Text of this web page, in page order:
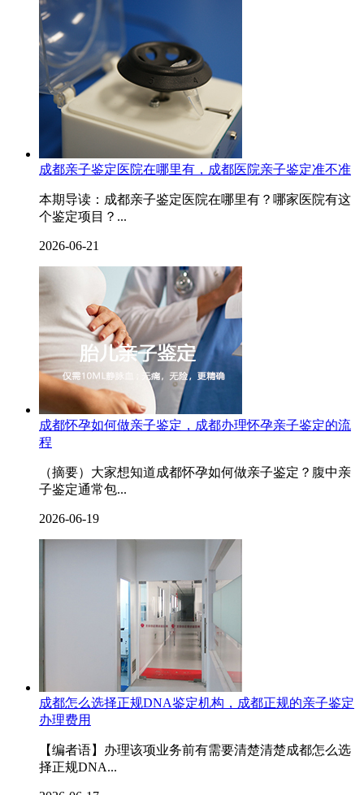
成都亲子鉴定医院在哪里有，成都医院亲子鉴定准不准
本期导读：成都亲子鉴定医院在哪里有？哪家医院有这
个鉴定项目？...
2026-06-21
成都怀孕如何做亲子鉴定，成都办理怀孕亲子鉴定的流
程
（摘要）大家想知道成都怀孕如何做亲子鉴定？腹中亲
子鉴定通常包...
2026-06-19
成都怎么选择正规DNA鉴定机构，成都正规的亲子鉴定
办理费用
【编者语】办理该项业务前有需要清楚清楚成都怎么选
择正规DNA...